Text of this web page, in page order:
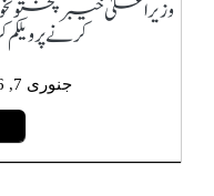
وزیراعلیٰ
کرنے پر
جنوری 7, 2026